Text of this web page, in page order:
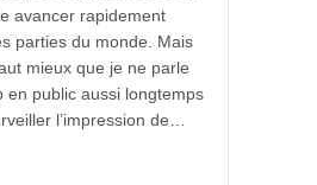
avancer rapidement
parties du monde. Mais
mieux que je ne parle
en public aussi longtemps
l’impression de…